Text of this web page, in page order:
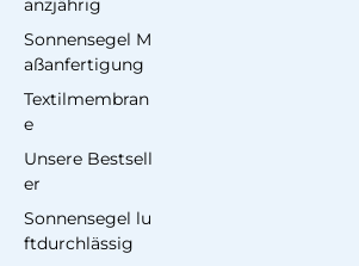
anzjährig
Sonnensegel M
aßanfertigung
Textilmembran
e
Unsere Bestsell
er
Sonnensegel lu
ftdurchlässig